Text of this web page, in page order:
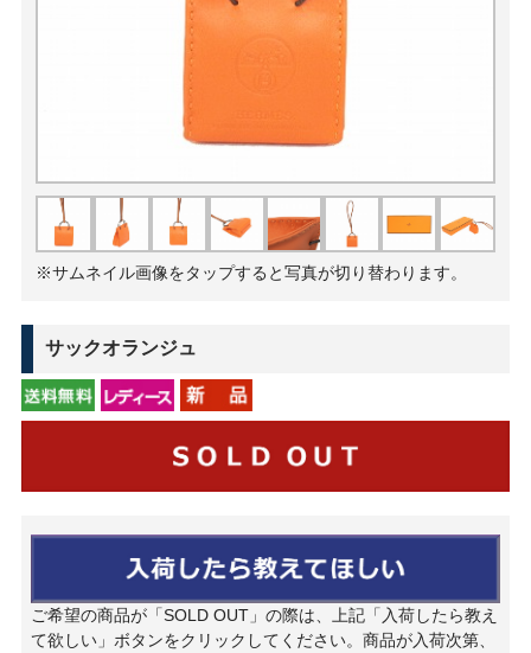
※サムネイル画像をタップすると写真が切り替わります。
サックオランジュ
ご希望の商品が「SOLD OUT」の際は、上記「入荷したら教え
て欲しい」ボタンをクリックしてください。商品が入荷次第、